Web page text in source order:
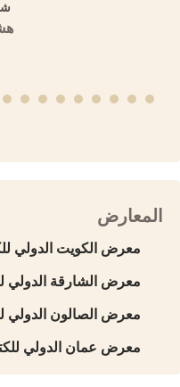
المعارض
معرض الكويت الدولي
معرض الشارقة الدولي
معرض الصالون الدولي
معرض عمان الدولي للكتاب